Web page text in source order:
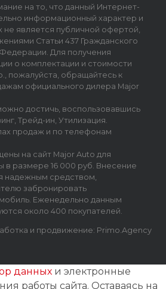
на то, что данный Интернет-
информационный характер и
не является публичной офертой,
Статьи 437 Гражданского
Для получения
о комплектации и стоимости
пожалуйста, обращайтесь к
официального дилера Major
достичь, воспользовавшись
Трейд-ин, Утилизация.
продаж и по телефонам
на сайт Major Auto для
в размере 16 000 руб. Внесение
надежным средством,
забронировать
Еженедельно данным
около 400 покупателей.
и продвижение: Primo.Agency
данных и электронные
работы сайта. Оставаясь на